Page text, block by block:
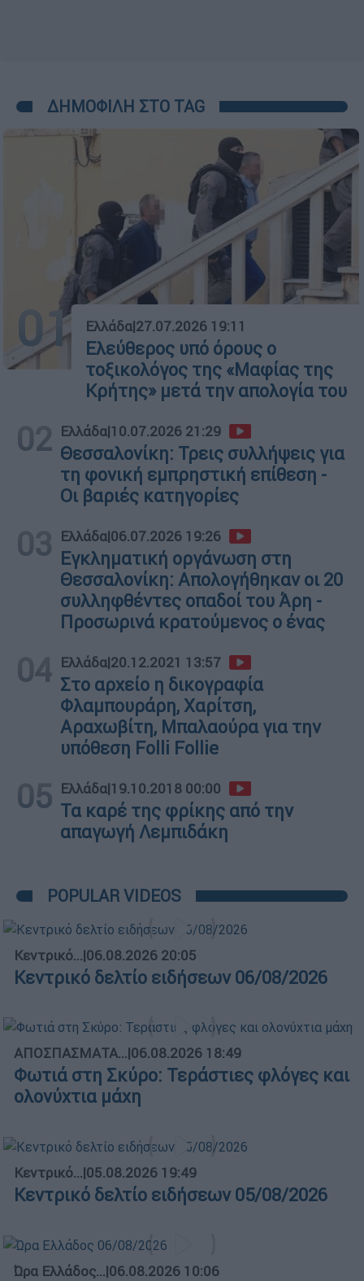
ΔΗΜΟΦΙΛΗ ΣΤΟ TAG
01 Ελλάδα|27.07.2026 19:11
Ελεύθερος υπό όρους ο
τοξικολόγος της «Μαφίας της
Κρήτης» μετά την απολογία του
02 Ελλάδα|10.07.2026 21:29
Θεσσαλονίκη: Τρεις συλλήψεις για
τη φονική εμπρηστική επίθεση -
Οι βαριές κατηγορίες
03 Ελλάδα|06.07.2026 19:26
Εγκληματική οργάνωση στη
Θεσσαλονίκη: Απολογήθηκαν οι 20
συλληφθέντες οπαδοί του Άρη -
Προσωρινά κρατούμενος ο ένας
04 Ελλάδα|20.12.2021 13:57
Στο αρχείο η δικογραφία
Φλαμπουράρη, Χαρίτση,
Αραχωβίτη, Μπαλαούρα για την
υπόθεση Folli Follie
05 Ελλάδα|19.10.2018 00:00
Τα καρέ της φρίκης από την
απαγωγή Λεμπιδάκη
POPULAR VIDEOS
Κεντρικό...|06.08.2026 20:05
Κεντρικό δελτίο ειδήσεων 06/08/2026
ΑΠΟΣΠΑΣΜΑΤΑ...|06.08.2026 18:49
Φωτιά στη Σκύρο: Τεράστιες φλόγες και
ολονύχτια μάχη
Κεντρικό...|05.08.2026 19:49
Κεντρικό δελτίο ειδήσεων 05/08/2026
Ώρα Ελλάδος...|06.08.2026 10:06